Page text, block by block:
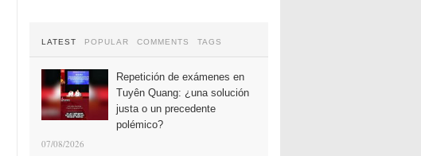
LATEST POPULAR COMMENTS TAGS
Repetición de exámenes en
Tuyên Quang: ¿una solución
justa o un precedente
polémico?
07/08/2026